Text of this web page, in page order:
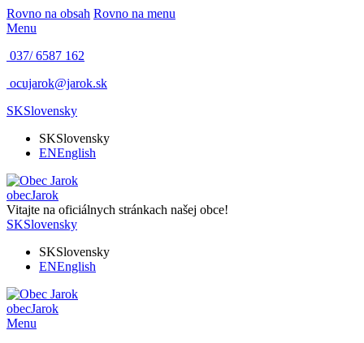
Rovno na obsah Rovno na menu
Menu
037/ 6587 162
ocujarok@jarok.sk
SKSlovensky
SKSlovensky
ENEnglish
obecJarok
Vitajte na oficiálnych stránkach našej obce!
SKSlovensky
SKSlovensky
ENEnglish
obecJarok
Menu